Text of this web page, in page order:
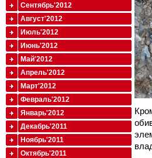
Сентябрь'2012
Август'2012
Июль'2012
Июнь'2012
Май'2012
Апрель'2012
Март'2012
Февраль'2012
Январь'2012
Декабрь'2011
Ноябрь'2011
Октябрь'2011